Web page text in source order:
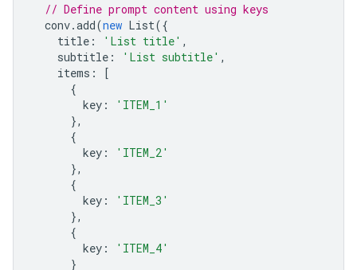
// Define prompt content using keys
conv.add(new List({
title : 'List title' ,
subtitle : 'List subtitle' ,
items :
[
{
key :
'ITEM_1'
},
{
key :
'ITEM_2'
},
{
key :
'ITEM_3'
},
{
key :
'ITEM_4'
}